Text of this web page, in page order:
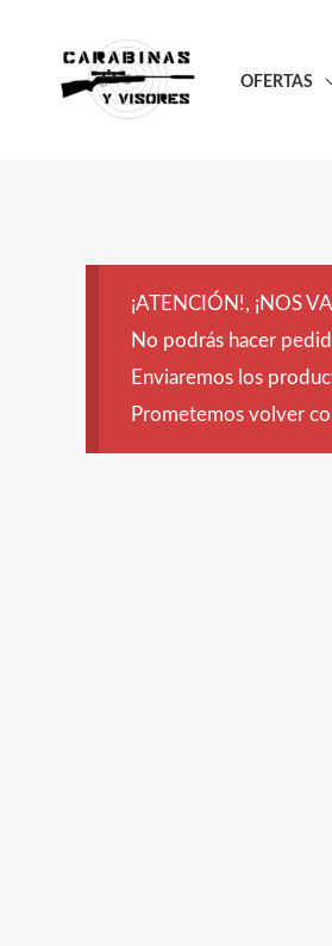
contenido
OFERTAS
¡ATENCIÓN!, ¡NOS
No podrás hacer
Enviaremos los
Prometemos volver